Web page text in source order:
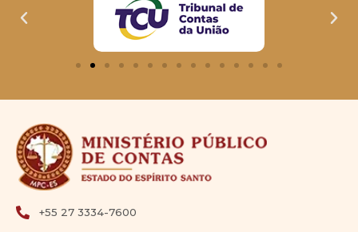
+55 27 3334-7600